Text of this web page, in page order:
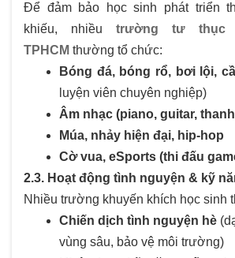
Để đảm bảo học sinh phát triển
khiếu, nhiều trường tư
TPHCM thường tổ chức:
Bóng đá, bóng rổ, bơi lội,
luyện viên chuyên nghiệp)
Âm nhạc (piano, guitar,
Múa, nhảy hiện đại, hip-hop
Cờ vua, eSports (thi đấu
2.3. Hoạt động tình nguyện & kỹ
Nhiều trường khuyến khích học sinh
Chiến dịch tình nguyện hè
vùng sâu, bảo vệ môi trường)